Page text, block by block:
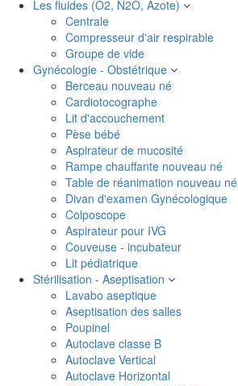
Les fluides (O2, N2O, Azote)
Centrale
Compresseur d'air respirable
Groupe de vide
Gynécologie - Obstétrique
Berceau nouveau né
Cardiotocographe
Lit d'accouchement
Pèse bébé
Aspirateur de mucosité
Rampe chauffante nouveau né
Table de réanimation nouveau né
Divan d'examen Gynécologique
Colposcope
Aspirateur pour IVG
Couveuse - incubateur
Lit pédiatrique
Stérilisation - Aseptisation
Lavabo aseptique
Aseptisation des salles
Poupinel
Autoclave classe B
Autoclave Vertical
Autoclave Horizontal